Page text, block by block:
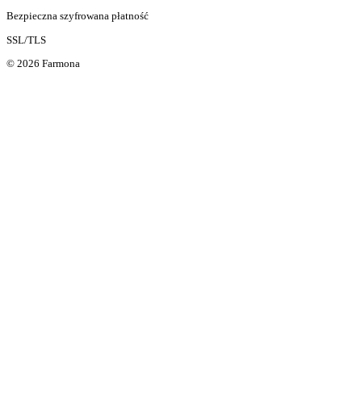
Bezpieczna szyfrowana płatność
SSL/TLS
© 2026 Farmona